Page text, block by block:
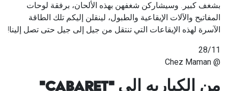
بشغف كبير. وسيشاركن شغفهن بهذه الألحان، برفقة لوحات
المفاتيح والآلات الإيقاعية والطبول، لينقلن إليكم تلك الطاقة
الآسرة لهذه الإيقاعات التي تنتقل من جيل إلى جيل حتى تصل إلينا!
28/11
@ Chez Maman
من الكباريه إلى "CABARET
"